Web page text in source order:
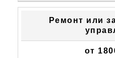
Ремонт или
от